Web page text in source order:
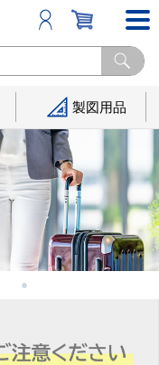
製図用品